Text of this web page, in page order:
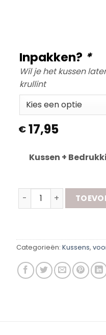
Inpakken? *
Wil je het kussen
krullint
€ 17,95
Kussen +
Kussen " Dit Is
Categorieën: Kussens,